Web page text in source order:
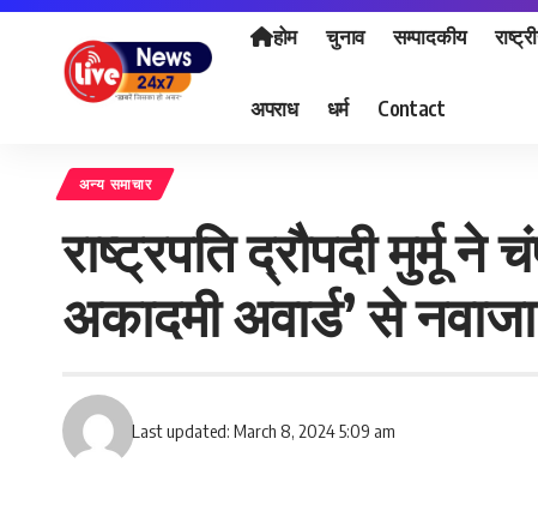
होम चुनाव सम्पादकीय
अपराध धर्म Contact
अन्य समाचार
राष्ट्रपति द्रौपदी मुर्मू
अकादमी अवार्ड’ से नवाजा
Last updated: March 8, 2024 5:09 am